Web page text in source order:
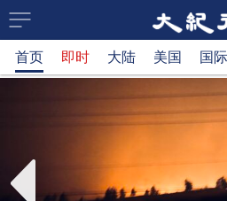
大
纪
新
首页 即时 大陆 美国 国际